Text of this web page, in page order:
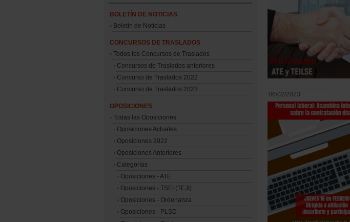
BOLETÍN DE NOTICIAS
Boletín de Noticias
CONCURSOS DE TRASLADOS
Todos los Concursos de Traslados
Concursos de Traslados anteriores
Concurso de Traslados 2022
Concurso de Traslados 2023
OPOSICIONES
Todas las Oposiciones
Oposiciones Actuales
Oposiciones 2022
Oposiciones Anteriores
Categorías
Oposiciones - ATE
Oposiciones - TSEI (TEJI)
Oposiciones - Ordenanza
Oposiciones - PLSD
06/02/2023